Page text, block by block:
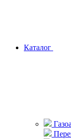
Каталог